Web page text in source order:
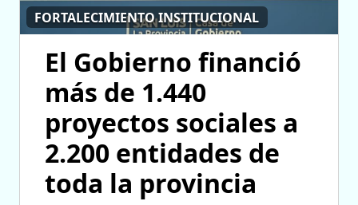
FORTALECIMIENTO INSTITUCIONAL
El Gobierno financió
más de 1.440
proyectos sociales a
2.200 entidades de
toda la provincia